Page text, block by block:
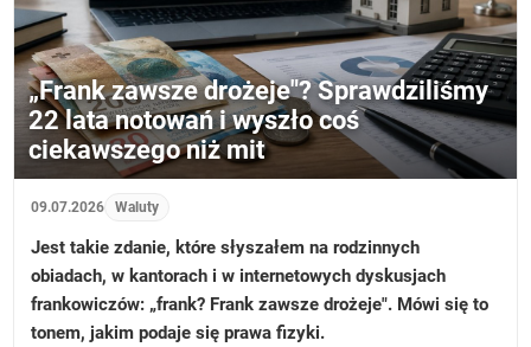
„Frank zawsze drożeje"? Sprawdziliśmy
22 lata notowań i wyszło coś
ciekawszego niż mit
09.07.2026 Waluty
Jest takie zdanie, które słyszałem na rodzinnych
obiadach, w kantorach i w internetowych dyskusjach
frankowiczów: „frank? Frank zawsze drożeje". Mówi się to
tonem, jakim podaje się prawa fizyki.